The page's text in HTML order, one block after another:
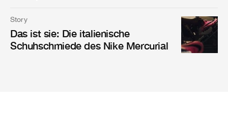
Story
Das ist sie: Die italienische
Schuhschmiede des Nike Mercurial